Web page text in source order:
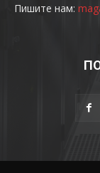
Пишите нам: